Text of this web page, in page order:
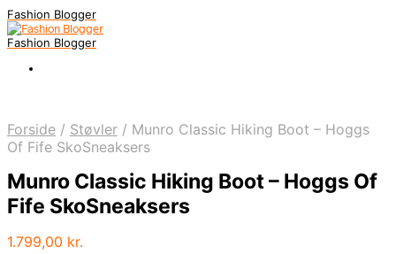
Fashion Blogger
Fashion Blogger
Forside / Støvler / Munro Classic Hiking Boot – Hoggs
Of Fife SkoSneaksers
Munro Classic Hiking Boot – Hoggs Of
Fife SkoSneaksers
1.799,00 kr.